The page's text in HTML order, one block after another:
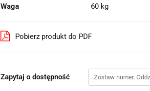
Waga 60 kg
Pobierz produkt do PDF
Zapytaj o dostępność